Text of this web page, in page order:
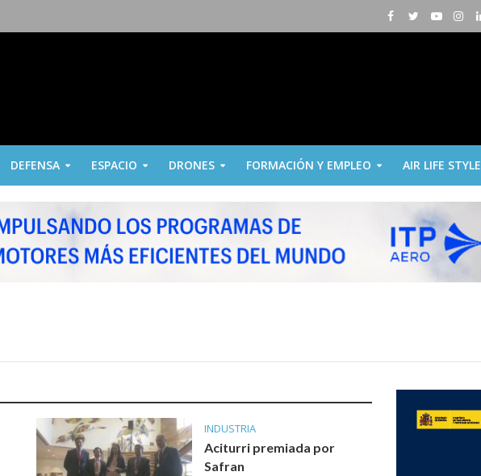
DEFENSA ESPACIO DRONES FORMACIÓN Y EMPLEO AIR LIFE STYLE
INDUSTRIA
Aciturri premiada por
Safran